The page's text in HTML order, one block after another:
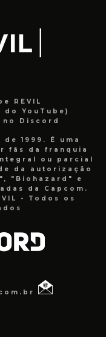
REVIL
YouTube)
no Discord
1999. É uma
fãs da franquia
ou parcial
da autorização
"Biohazard" e
da Capcom.
- Todos os